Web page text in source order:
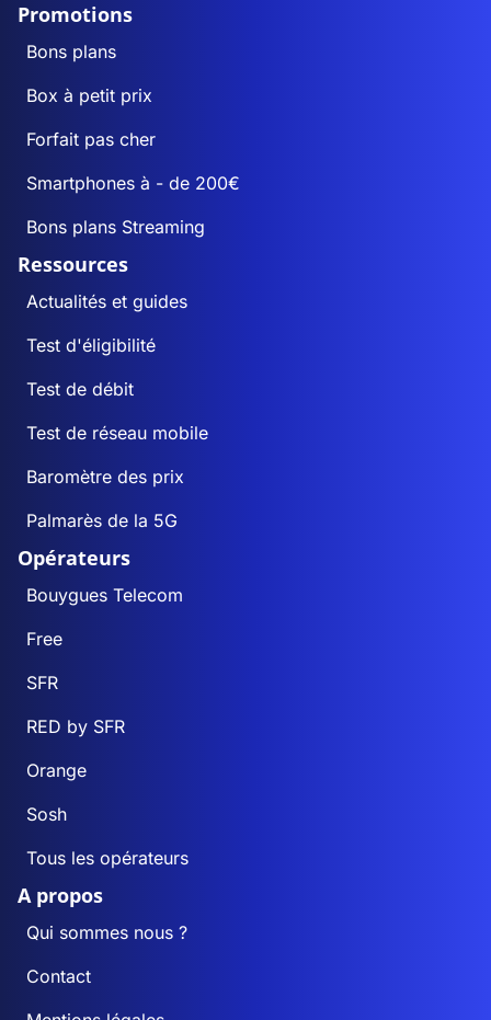
Promotions
Bons plans
Box à petit prix
Forfait pas cher
Smartphones à - de 200€
Bons plans Streaming
Ressources
Actualités et guides
Test d'éligibilité
Test de débit
Test de réseau mobile
Baromètre des prix
Palmarès de la 5G
Opérateurs
Bouygues Telecom
Free
SFR
RED by SFR
Orange
Sosh
Tous les opérateurs
A propos
Qui sommes nous ?
Contact